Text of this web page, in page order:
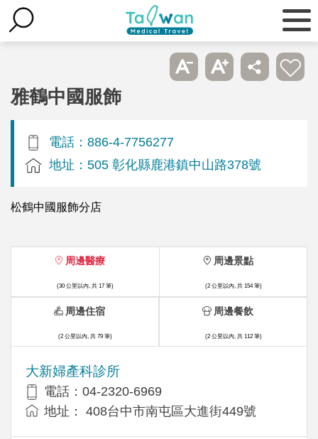
雅鶴中國服飾
電話：886-4-7756277
地址：505 彰化縣鹿港鎮中山路378號
松鶴中國服飾分店
周邊醫療
(30 公里以內, 共 17 筆)
大新婦產科診所
電話：04-2320-6969
地址： 408台中市南屯區大進街449號
周邊景點
(2 公里以內, 共 154 筆)
周邊住宿
(2 公里以內, 共 79 筆)
周邊餐飲
(2 公里以內, 共 112 筆)